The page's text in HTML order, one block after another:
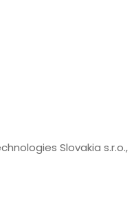
Slovakia s.r.o.,